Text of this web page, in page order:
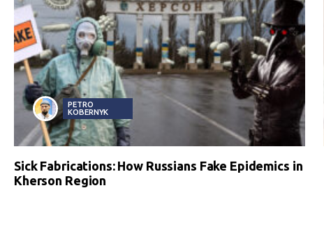
PETRO
KOBERNYK
Sick Fabrications: How Russians Fake Epidemics in
Kherson Region